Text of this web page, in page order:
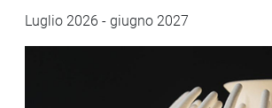
Luglio 2026 - giugno 2027